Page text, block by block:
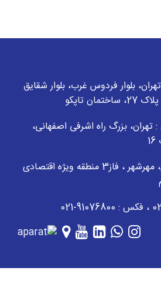
بلوار فردوس غرب، بلوار شقایق
بزرگ راه اشرفی اصفهانی،
آدرس کارخانه : کرج، مهرشهر ، فاز3 منطقه ویژه اقتصادی